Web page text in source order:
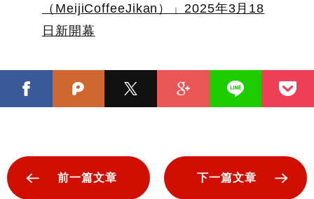
（MeijiCoffeeJikan）」2025年3月18
日新開幕
前一篇文章 下一篇文章